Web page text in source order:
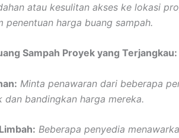
atau kesulitan akses ke lokasi
harga buang sampah.
Sampah Proyek yang Terjangkau:
Minta penawaran dari beberapa
bandingkan harga mereka.
Beberapa penyedia